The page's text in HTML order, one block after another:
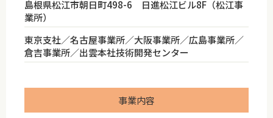
島根県松江市朝日町498-6 日進松江ビル8F（松江事
業所）
東京支社／名古屋事業所／大阪事業所／広島事業所／
倉吉事業所／出雲本社技術開発センター
事業内容